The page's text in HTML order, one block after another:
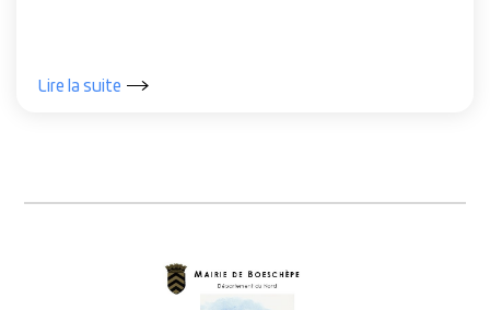
Lire la suite